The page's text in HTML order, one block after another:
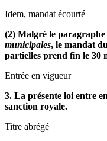
Idem, mandat écourté
(2) Malgré le paragraphe
municipales, le mandat
partielles prend fin le 30
Entrée en vigueur
3. La présente loi entre
sanction royale.
Titre abrégé